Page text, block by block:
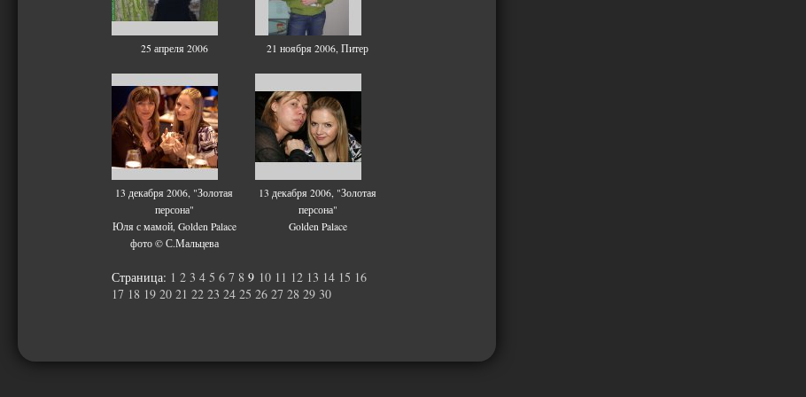
25 апреля 2006 21 ноября 2006, Питер
13 декабря 2006, "Золотая
персона"
Юля с мамой, Golden Palace
фото © С.Мальцева
13 декабря 2006, "Золотая
персона"
Golden Palace
Страница: 1 2 3 4 5 6 7 89 10 11 12 13 14 15 16
17 18 19 20 21 22 23 24 25 26 27 28 29 30